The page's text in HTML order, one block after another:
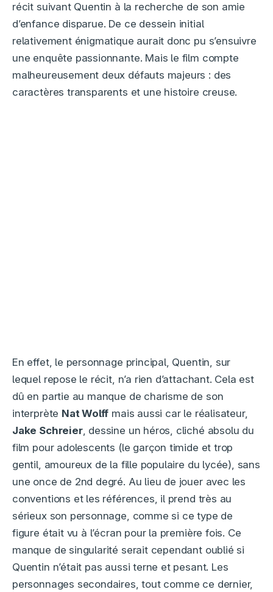
récit suivant Quentin à la recherche de son amie
d’enfance disparue. De ce dessein initial
relativement énigmatique aurait donc pu s’ensuivre
une enquête passionnante. Mais le film compte
malheureusement deux défauts majeurs : des
caractères transparents et une histoire creuse.
En effet, le personnage principal, Quentin, sur
lequel repose le récit, n’a rien d’attachant. Cela est
dû en partie au manque de charisme de son
interprète Nat Wolff mais aussi car le réalisateur,
Jake Schreier, dessine un héros, cliché absolu du
film pour adolescents (le garçon timide et trop
gentil, amoureux de la fille populaire du lycée), sans
une once de 2nd degré. Au lieu de jouer avec les
conventions et les références, il prend très au
sérieux son personnage, comme si ce type de
figure était vu à l’écran pour la première fois. Ce
manque de singularité serait cependant oublié si
Quentin n’était pas aussi terne et pesant. Les
personnages secondaires, tout comme ce dernier,